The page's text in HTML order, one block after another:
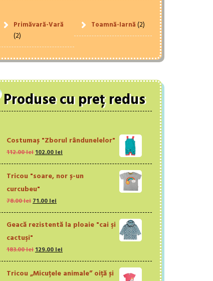
Primăvară-Vară
(2)
Toamnă-Iarnă(2)
Produse cu preț redus
Costumaș "Zborul rândunelelor"
112.00leiPrețul
inițial
a
fost:
112.00 lei.
102.00leiPrețul
curent
este:
102.00 lei.
Tricou "soare, nor ș-un
curcubeu"
78.00leiPrețul
inițial
a
fost:
78.00 lei.
71.00leiPrețul
curent
este:
71.00 lei.
Geacă rezistentă la ploaie "cai şi
cactuşi"
183.00leiPrețul
inițial
a
129.00leiPrețul
curent
este:
Tricou „Micuțele animale” oiță și